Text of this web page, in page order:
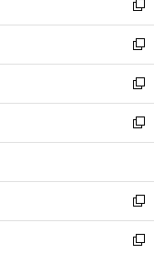
く
で
開
く
ド
ウ
で
開
く
ィ
ン
ド
ウ
で
開
く
い
ウ
ィ
ン
ド
ウ
で
開
新
し
い
ウ
ィ
ン
ド
ウ
開
く
新
し
い
ウ
ィ
ン
ウ
で
開
く
新
し
い
ウ
ン
ド
ウ
で
新
し
ウ
ィ
ン
ド
新
し
い
新